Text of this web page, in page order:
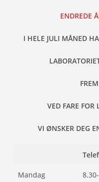
ENDREDE
I HELE JULI MÅNED
VED FARE
VI ØNSKER DEG
Mandag